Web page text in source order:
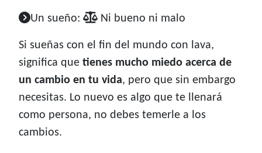
Un sueño: Ni bueno ni malo
Si sueñas con el fin del mundo con lava,
significa que tienes mucho miedo acerca de
un cambio en tu vida, pero que sin embargo
necesitas. Lo nuevo es algo que te llenará
como persona, no debes temerle a los
cambios.